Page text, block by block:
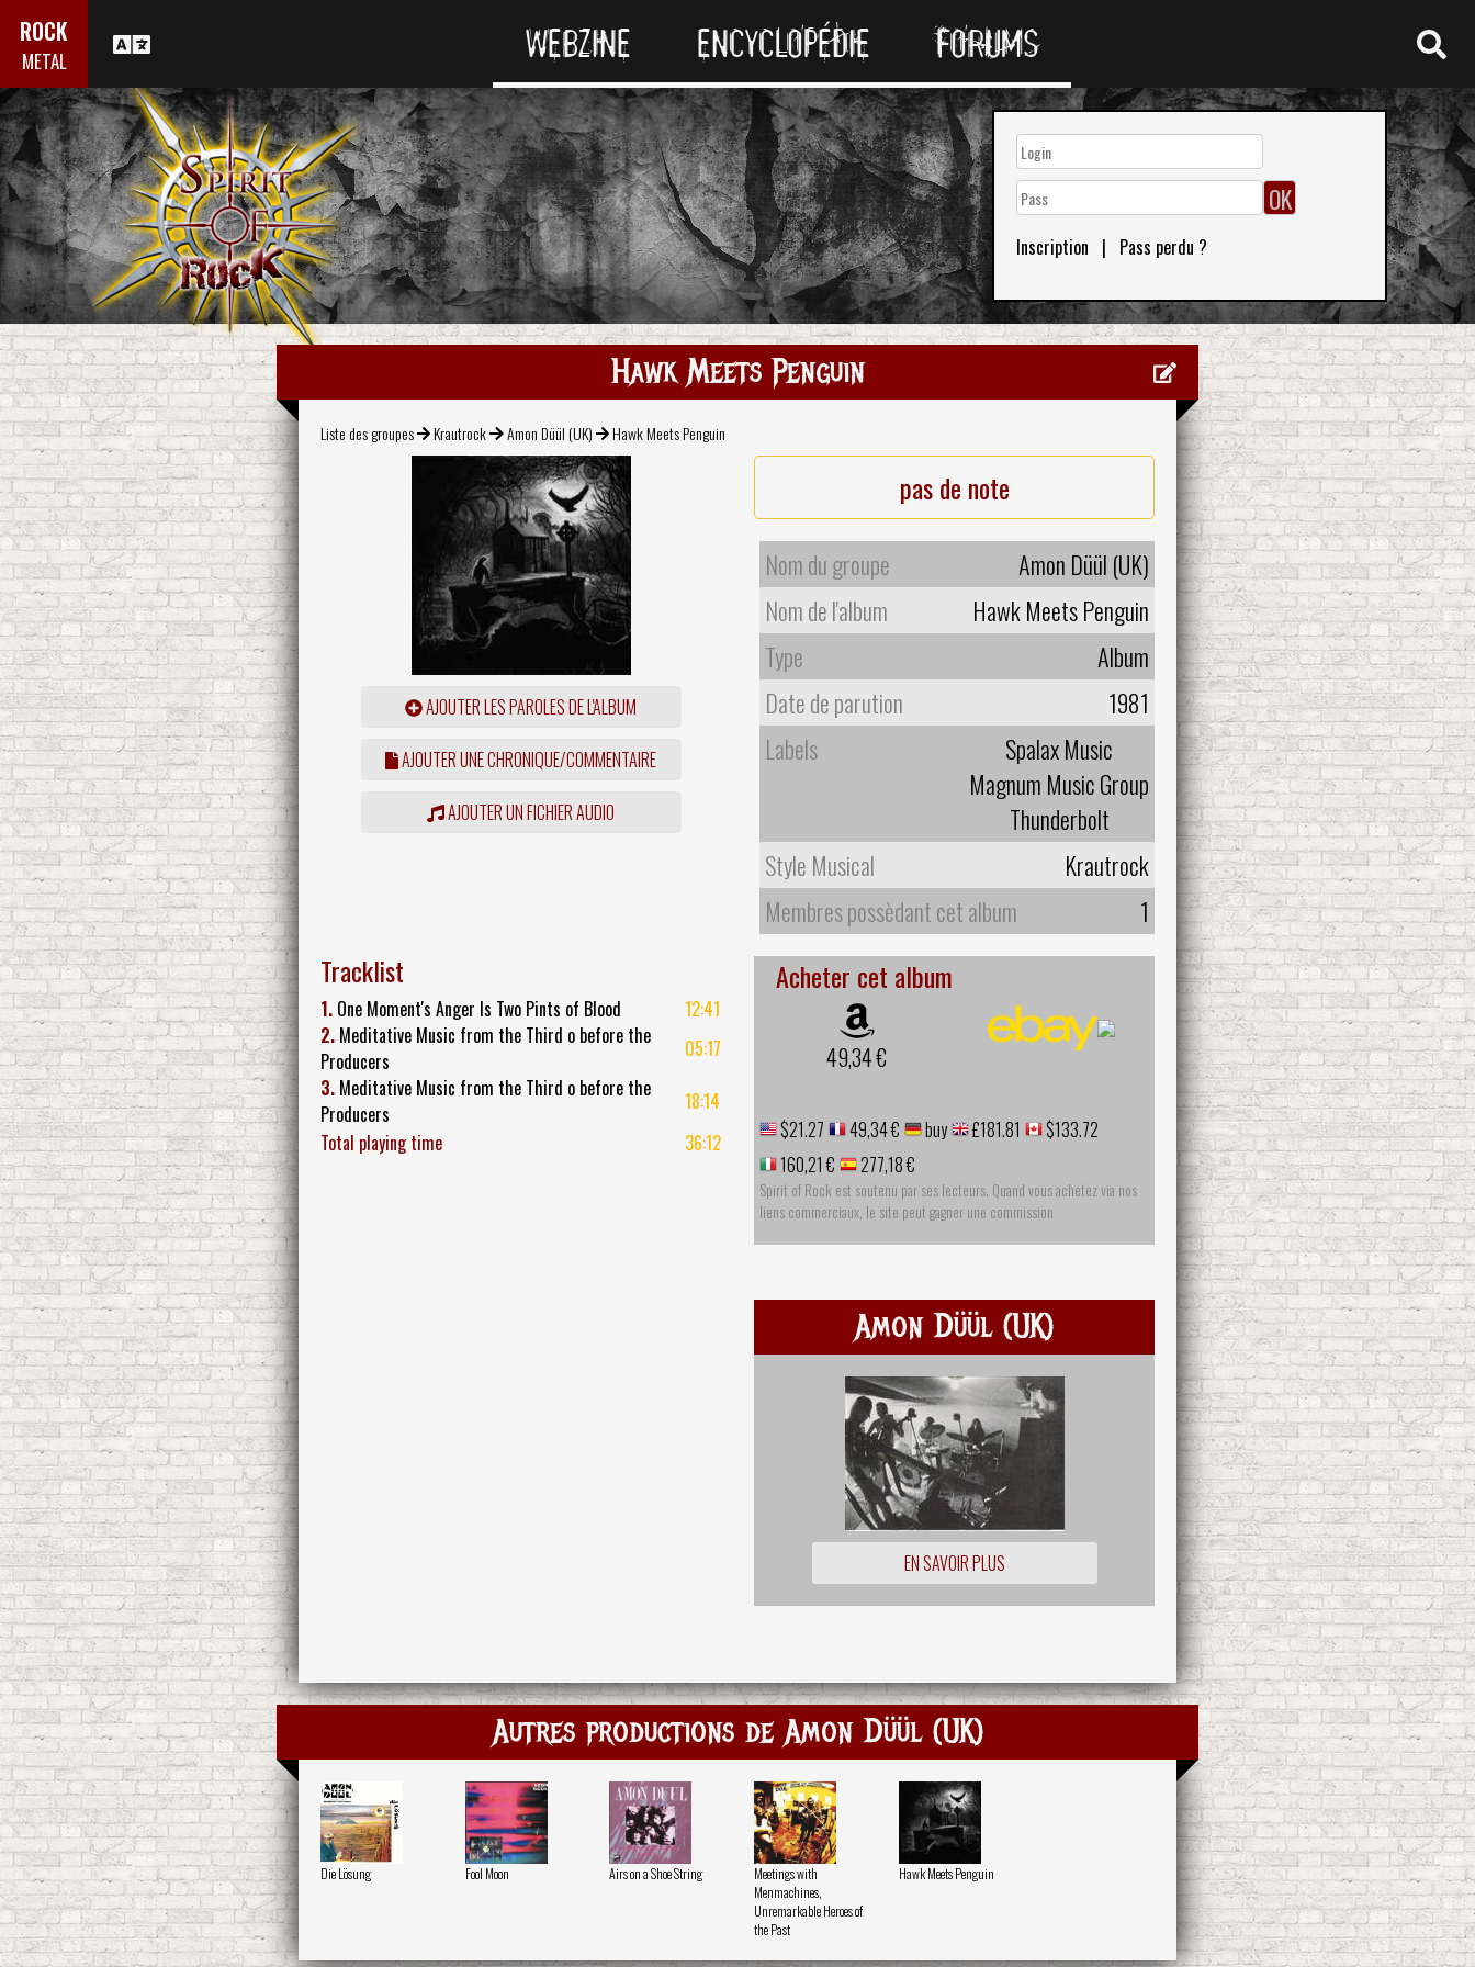
ROCK
METAL WEBZINE ENCYCLOPÉDIE FORUMS
Inscription | Pass perdu ?
Hawk Meets Penguin
Liste des groupes Krautrock Amon Düül (UK) Hawk Meets Penguin
AJOUTER LES PAROLES DE L'ALBUM
AJOUTER UNE CHRONIQUE/COMMENTAIRE
AJOUTER UN FICHIER AUDIO
pas de note
Nom du groupe
Amon Düül (UK)
Nom de l'album
Hawk Meets Penguin
Type
Album
Date de parution
1981
Labels
Spalax Music
Magnum Music Group
Thunderbolt
Style Musical
Krautrock
Membres possèdant cet album
1
Tracklist
1. One Moment's Anger Is Two Pints of Blood
12:41
2. Meditative Music from the Third o before the
Producers
05:17
3. Meditative Music from the Third o before the
Producers
18:14
Total playing time
36:12
Acheter cet album
49,34 €
$21.27 49,34 € buy £181.81
$133.72
160,21 €
277,18 €
Spirit of Rock est soutenu par ses lecteurs. Quand vous achetez via nos
liens commerciaux, le site peut gagner une commission
Amon Düül (UK)
EN SAVOIR PLUS
Autres productions de Amon Düül (UK)
Die Lösung Fool Moon Airs on a Shoe String
Meetings with
Menmachines,
Unremarkable Heroes of
the Past
Hawk Meets Penguin